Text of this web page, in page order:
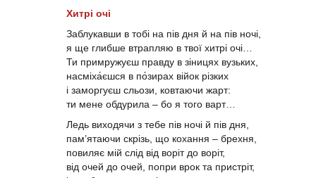
Хитрі очі
Заблукавши в тобі на пів дня й на пів ночі,
я ще глибше втрапляю в твої хитрі очі…
Ти примружуєш правду в зіницях вузьких,
насміха́єшся в по́зирах війок різких
і заморгуєш сльози, ковтаючи жарт:
ти мене обдурила – бо я того варт…
Ледь виходячи з тебе пів ночі й пів дня,
пам’ятаючи скрізь, що кохання – брехня,
повиляє мій слід від воріт до воріт,
від очей до очей, попри врок та пристріт,